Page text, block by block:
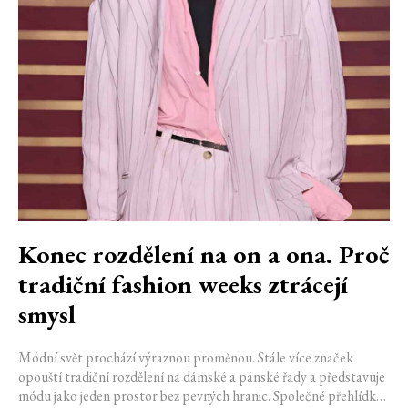
Konec rozdělení na on a ona. Proč
tradiční fashion weeks ztrácejí
smysl
Módní svět prochází výraznou proměnou. Stále více značek
opouští tradiční rozdělení na dámské a pánské řady a představuje
módu jako jeden prostor bez pevných hranic. Společné přehlídky,